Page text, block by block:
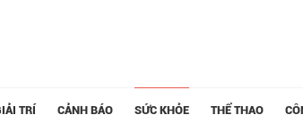
TRÍ CẢNH BÁO SỨC KHỎE THỂ THAO